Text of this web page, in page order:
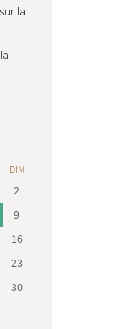
la
DIM
2
9
16
23
30